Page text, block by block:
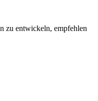
zu entwickeln, empfehlen